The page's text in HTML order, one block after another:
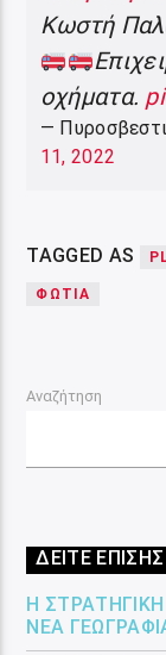
Κωστή
οχήματα.
—
11, 2022
TAGGED AS
ΦΩΤΙΑ
Αναζήτηση
ΔΕΙΤΕ ΕΠΙΣΗΣ
Η
ΝΈΑ